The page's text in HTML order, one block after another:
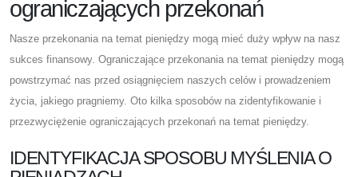
ograniczających przekonań
Nasze przekonania na temat pieniędzy mogą mieć duży wpływ na nasz
sukces finansowy. Ograniczające przekonania na temat pieniędzy mogą
powstrzymać nas przed osiągnięciem naszych celów i prowadzeniem
życia, jakiego pragniemy. Oto kilka sposobów na zidentyfikowanie i
przezwyciężenie ograniczających przekonań na temat pieniędzy.
IDENTYFIKACJA SPOSOBU MYŚLENIA O